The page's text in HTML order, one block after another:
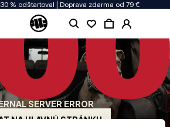
% odštartoval | Doprava zdarma od 79 €
SERVER ERROR
NA HLAVNÚ STRÁNKU
PRIORITOU
s vášňou. Nerobíme kompromisy v odolnosti, životnosti
na detaily.
do začiatku 90. rokov v San Diegu. Náš štýl je drsný,
športovci, bojovníci a odhodlaní ľudia.